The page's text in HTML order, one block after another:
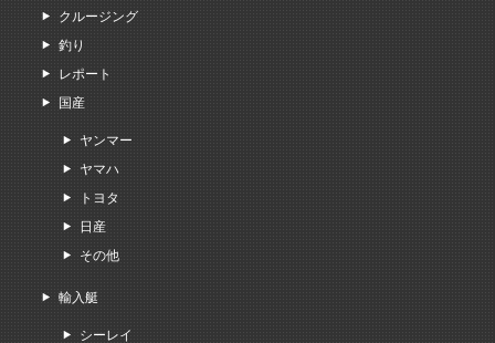
クルージング
釣り
レポート
国産
ヤンマー
ヤマハ
トヨタ
日産
その他
輸入艇
シーレイ